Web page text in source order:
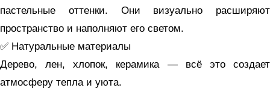
пастельные оттенки. Они визуально расширяют
пространство и наполняют его светом.
✅ Натуральные материалы
Дерево, лен, хлопок, керамика — всё это создает
атмосферу тепла и уюта.